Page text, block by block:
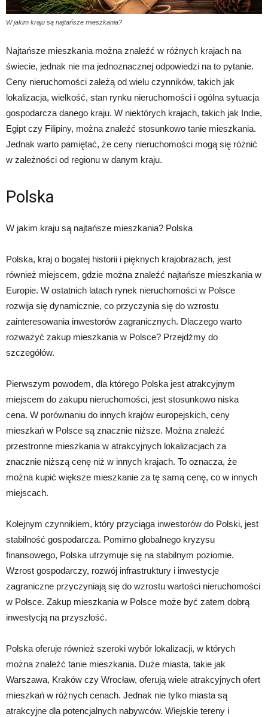
W jakim kraju są najtańsze mieszkania?
Najtańsze mieszkania można znaleźć w różnych krajach na
świecie, jednak nie ma jednoznacznej odpowiedzi na to pytanie.
Ceny nieruchomości zależą od wielu czynników, takich jak
lokalizacja, wielkość, stan rynku nieruchomości i ogólna sytuacja
gospodarcza danego kraju. W niektórych krajach, takich jak Indie,
Egipt czy Filipiny, można znaleźć stosunkowo tanie mieszkania.
Jednak warto pamiętać, że ceny nieruchomości mogą się różnić
w zależności od regionu w danym kraju.
Polska
W jakim kraju są najtańsze mieszkania? Polska
Polska, kraj o bogatej historii i pięknych krajobrazach, jest
również miejscem, gdzie można znaleźć najtańsze mieszkania w
Europie. W ostatnich latach rynek nieruchomości w Polsce
rozwija się dynamicznie, co przyczynia się do wzrostu
zainteresowania inwestorów zagranicznych. Dlaczego warto
rozważyć zakup mieszkania w Polsce? Przejdźmy do
szczegółów.
Pierwszym powodem, dla którego Polska jest atrakcyjnym
miejscem do zakupu nieruchomości, jest stosunkowo niska
cena. W porównaniu do innych krajów europejskich, ceny
mieszkań w Polsce są znacznie niższe. Można znaleźć
przestronne mieszkania w atrakcyjnych lokalizacjach za
znacznie niższą cenę niż w innych krajach. To oznacza, że
można kupić większe mieszkanie za tę samą cenę, co w innych
miejscach.
Kolejnym czynnikiem, który przyciąga inwestorów do Polski, jest
stabilność gospodarcza. Pomimo globalnego kryzysu
finansowego, Polska utrzymuje się na stabilnym poziomie.
Wzrost gospodarczy, rozwój infrastruktury i inwestycje
zagraniczne przyczyniają się do wzrostu wartości nieruchomości
w Polsce. Zakup mieszkania w Polsce może być zatem dobrą
inwestycją na przyszłość.
Polska oferuje również szeroki wybór lokalizacji, w których
można znaleźć tanie mieszkania. Duże miasta, takie jak
Warszawa, Kraków czy Wrocław, oferują wiele atrakcyjnych ofert
mieszkań w różnych cenach. Jednak nie tylko miasta są
atrakcyjne dla potencjalnych nabywców. Wiejskie tereny i